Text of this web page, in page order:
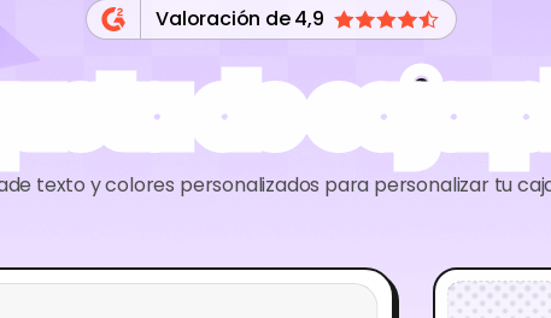
Valoración de 4,9
de caja
texto y colores personalizados para personalizar tu